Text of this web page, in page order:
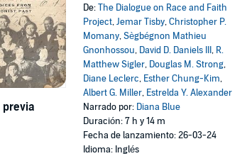
previa
De:The Dialogue on Race and Faith
Project,Jemar Tisby,Christopher P.
Momany,Sègbégnon Mathieu
Gnonhossou, David D. Daniels III, R.
Matthew Sigler, Douglas M. Strong,
Diane Leclerc, Esther Chung-Kim,
Albert G. Miller, Estrelda Y. Alexander
Narrado por: Diana Blue
Duración: 7 h y 14 m
Fecha de lanzamiento: 26-03-24
Idioma: Inglés